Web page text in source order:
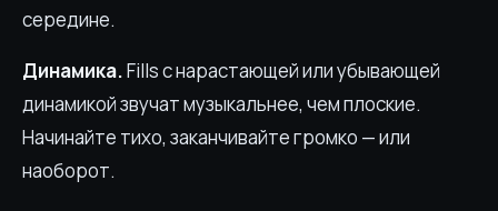
середине.
Динамика.Fills с нарастающей или убывающей
динамикой звучат музыкальнее, чем плоские.
Начинайте тихо, заканчивайте громко — или
наоборот.